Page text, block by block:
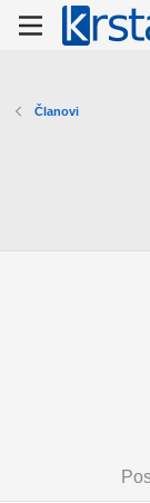
Članovi